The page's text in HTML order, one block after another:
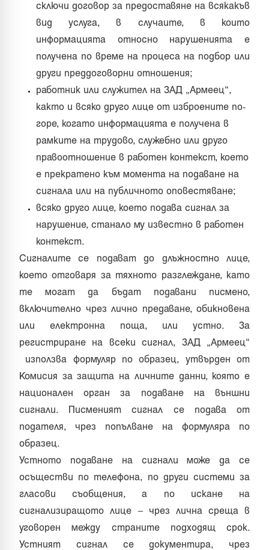
сключи договор за предоставяне на всякакъв
вид услуга, в случаите, в които
информацията относно нарушенията е
получена по време на процеса на подбор или
други преддоговорни отношения;
работник или служител на ЗАД „Армеец“,
както и всяко друго лице от изброените по-
горе, когато информацията е получена в
рамките на трудово, служебно или друго
правоотношение в работен контекст, което
е прекратено към момента на подаване на
сигнала или на публичното оповестяване;
всяко друго лице, което подава сигнал за
нарушение, станало му известно в работен
контекст.
Сигналите се подават до длъжностно лице,
което отговаря за тяхното разглеждане, като
те могат да бъдат подавани писмено,
включително чрез лично предаване, обикновена
или електронна поща, или устно. За
регистриране на всеки сигнал, ЗАД „Армеец“
използва формуляр по образец, утвърден от
Комисия за защита на личните данни, която е
национален орган за подаване на външни
сигнали. Писменият сигнал се подава от
подателя, чрез попълване на формуляра по
образец.
Устното подаване на сигнали може да се
осъществи по телефона, по други системи за
гласови съобщения, а по искане на
сигнализиращото лице – чрез лична среща в
уговорен между страните подходящ срок.
Устният сигнал се документира, чрез